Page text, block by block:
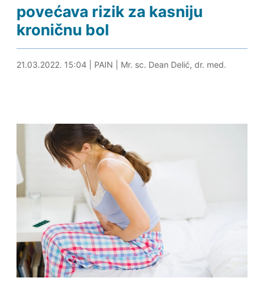
povećava rizik za kasniju
kroničnu bol
21.03.2022. 15:15
21.03.2022. 15:04| PAIN Mr. sc. Dean Delić, dr. med.